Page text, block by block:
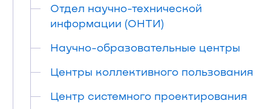
Отдел научно-технической
информации (ОНТИ)
Научно-образовательные центры
Центры коллективного пользования
Центр системного проектирования